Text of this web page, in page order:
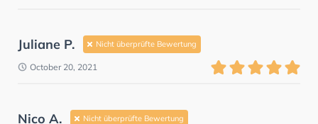
Juliane P. Nicht überprüfte Bewertung
October 20, 2021
Nico A. Nicht überprüfte Bewertung